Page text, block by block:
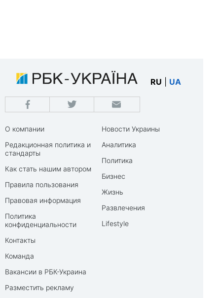
RU UA
О компании
Редакционная политика и
стандарты
Как стать нашим автором
Правила пользования
Правовая информация
Политика
конфиденциальности
Контакты
Команда
Вакансии в РБК-Украина
Разместить рекламу
Новости Украины
Аналитика
Политика
Бизнес
Жизнь
Развлечения
Lifestyle